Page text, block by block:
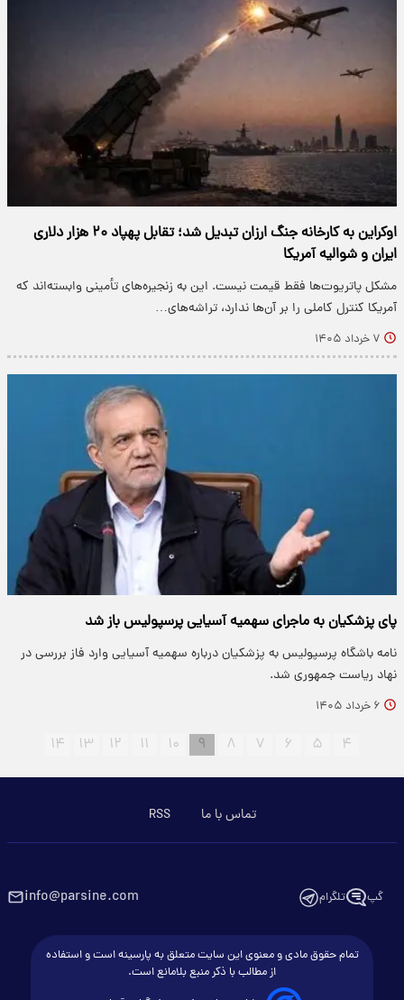
اوکراین به کارخانه جنگ ارزان تبدیل شد؛ تقابل پهپاد ۲۰ هزار دلاری
ایران و شوالیه آمریکا
مشکل پاتریوت‌ها فقط قیمت نیست. این به زنجیره‌های تأمینی وابسته‌اند که
آمریکا کنترل کاملی را بر آن‌ها ندارد، تراشه‌های…
۷ خرداد ۱۴۰۵
پای پزشکیان به ماجرای سهمیه آسیایی پرسپولیس باز شد
نامه باشگاه پرسپولیس به پزشکیان درباره سهمیه آسیایی وارد فاز بررسی در
نهاد ریاست جمهوری شد.
۶ خرداد ۱۴۰۵
۴ ۵ ۶ ۷ ۸ ۹ ۱۰ ۱۱ ۱۲ ۱۳ ۱۴
تماس با ما RSS
گپ تلگرام info@parsine.com
تمام حقوق مادی و معنوی این سایت متعلق به پارسینه است و استفاده
از مطالب با ذکر منبع بلامانع است.